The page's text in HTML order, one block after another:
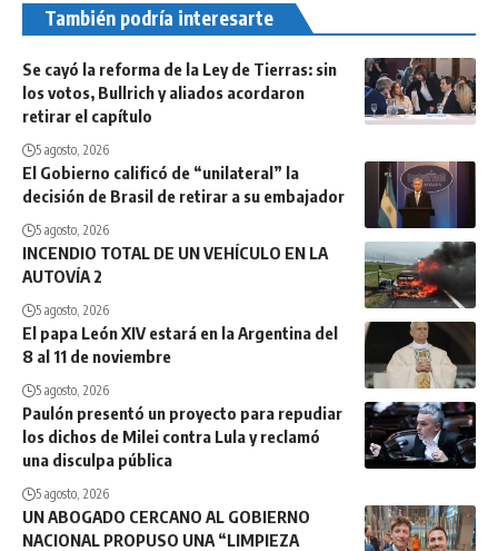
También podría interesarte
Se cayó la reforma de la Ley de Tierras: sin
los votos, Bullrich y aliados acordaron
retirar el capítulo
5 agosto, 2026
El Gobierno calificó de “unilateral” la
decisión de Brasil de retirar a su embajador
5 agosto, 2026
INCENDIO TOTAL DE UN VEHÍCULO EN LA
AUTOVÍA 2
5 agosto, 2026
El papa León XIV estará en la Argentina del
8 al 11 de noviembre
5 agosto, 2026
Paulón presentó un proyecto para repudiar
los dichos de Milei contra Lula y reclamó
una disculpa pública
5 agosto, 2026
UN ABOGADO CERCANO AL GOBIERNO
NACIONAL PROPUSO UNA “LIMPIEZA